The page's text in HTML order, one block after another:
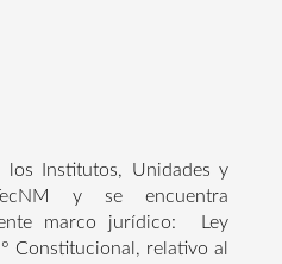
los Institutos, Unidades y
y se encuentra
marco jurídico: Ley
Constitucional, relativo al